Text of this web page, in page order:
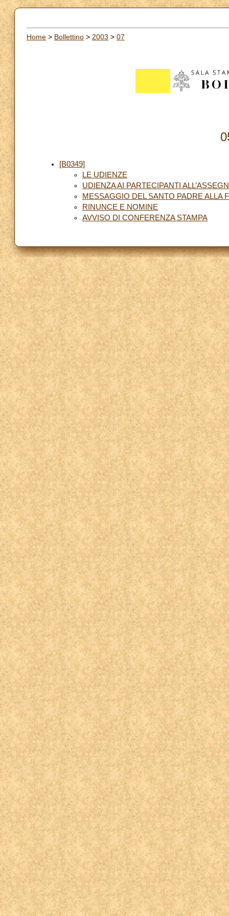
Home > Bollettino > 2003 > 07
[B0349]
LE UDIENZE
UDIENZA AI PARTECIPANTI
MESSAGGIO DEL SANTO PADRE ALLA
RINUNCE E NOMINE
AVVISO DI CONFERENZA STAMPA